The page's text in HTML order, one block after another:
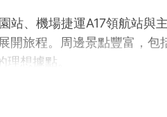
站、機場捷運A17領航站與主
開旅程。周邊景點豐富，包
想據點。